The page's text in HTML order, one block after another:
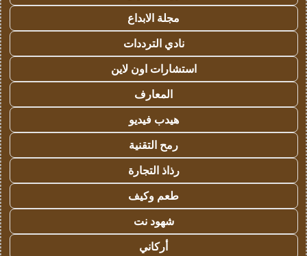
مجلة الابداع
نادي الترددات
استشارات اون لاين
المعارف
هيدب فيديو
رمح التقنية
رذاذ التجارة
طعم وكيف
شهود نت
أركاني